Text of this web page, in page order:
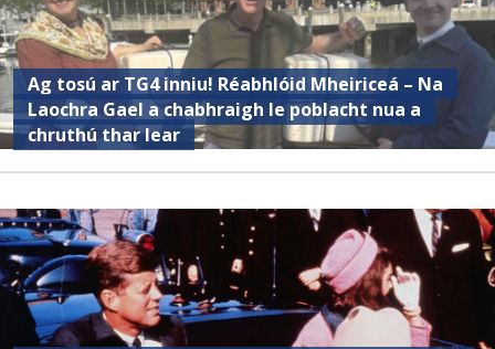
Ag tosú ar TG4 inniu! Réabhlóid Mheiriceá – Na
Laochra Gael a chabhraigh le poblacht nua a
chruthú thar lear